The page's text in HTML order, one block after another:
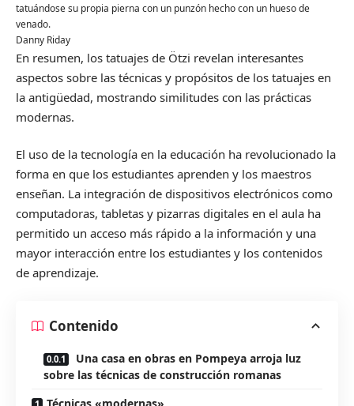
tatuándose su propia pierna con un punzón hecho con un hueso de
venado.
Danny Riday
En resumen, los tatuajes de Ötzi revelan interesantes
aspectos sobre las técnicas y propósitos de los tatuajes en
la antigüedad, mostrando similitudes con las prácticas
modernas.
El uso de la tecnología en la educación ha revolucionado la
forma en que los estudiantes aprenden y los maestros
enseñan. La integración de dispositivos electrónicos como
computadoras, tabletas y pizarras digitales en el aula ha
permitido un acceso más rápido a la información y una
mayor interacción entre los estudiantes y los contenidos
de aprendizaje.
Contenido
Una casa en obras en Pompeya arroja luz
sobre las técnicas de construcción romanas
Técnicas «modernas»